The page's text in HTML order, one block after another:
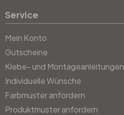
Service
Mein Konto
Gutscheine
Klebe- und Montageanleitungen
Individuelle Wünsche
Farbmuster anfordern
Produktmuster anfordern